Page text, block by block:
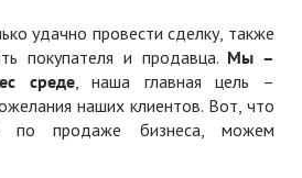
удачно провести сделку, также
покупателя и продавца. Мы –
среде, наша главная цель –
наших клиентов. Вот, что
по продаже бизнеса, можем